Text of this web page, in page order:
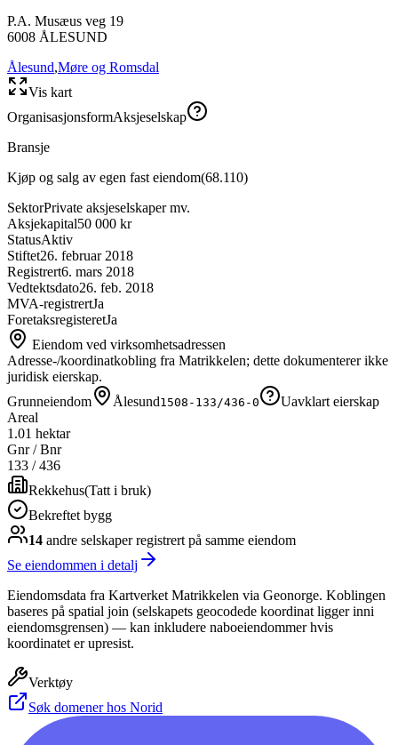
P.A. Musæus veg 19
6008 ÅLESUND
Ålesund,Møre og Romsdal
Vis kart
OrganisasjonsformAksjeselskap
Bransje
Kjøp og salg av egen fast eiendom(68.110)
SektorPrivate aksjeselskaper mv.
Aksjekapital50 000 kr
StatusAktiv
Stiftet26. februar 2018
Registrert6. mars 2018
Vedtektsdato26. feb. 2018
MVA-registrertJa
ForetaksregisteretJa
Eiendom ved virksomhetsadressen
Adresse-/koordinatkobling fra Matrikkelen; dette dokumenterer ikke
juridisk eierskap.
Grunneiendom
Ålesund1508-133/436-0
Uavklart eierskap
Areal
1.01 hektar
Gnr / Bnr
133 /436
Rekkehus(Tatt i bruk)
Bekreftet bygg
14 andre selskaperregistrert på samme eiendom
Se eiendommen i detalj
Eiendomsdata fra Kartverket Matrikkelen via Geonorge. Koblingen
baseres på spatial join (selskapets geocodede koordinat ligger inni
eiendomsgrensen) — kan inkludere naboeiendommer hvis
koordinatet er upresist.
Verktøy
Søk domener hos Norid